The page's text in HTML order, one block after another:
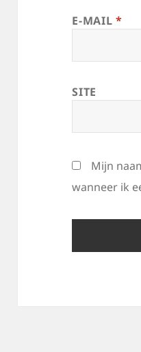
E-MAIL *
SITE
Mijn
wanneer ik